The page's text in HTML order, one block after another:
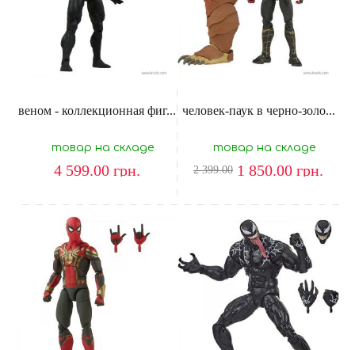
веном - коллекционная фиг...
товар на складе
4 599.00 грн.
человек-паук в черно-золо...
товар на складе
2 399.00 1 850.00 грн.